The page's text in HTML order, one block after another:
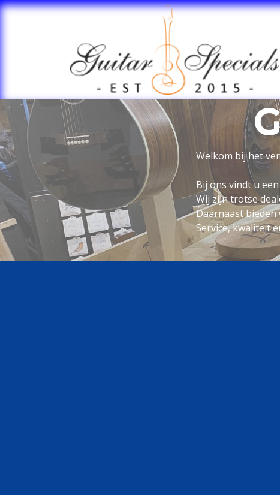
Overslaan naar inhoud
Welkom bij het
Bij ons vindt u
Wij zijn trotse
Daarnaast bieden
Service, kwaliteit